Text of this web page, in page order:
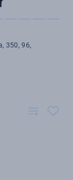
350, 96,